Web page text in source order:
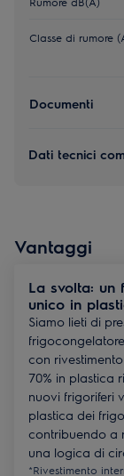
Classe di rumore
Documenti
Dati tecnici
Vantaggi
La svolta: un
unico in
Siamo lieti di
con
70% in plastica
nuovi frigoriferi
plastica dei
contribuendo a
una logica di
*Rivestimento